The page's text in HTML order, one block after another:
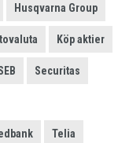
Husqvarna Group
Köp aktier
Securitas
Telia